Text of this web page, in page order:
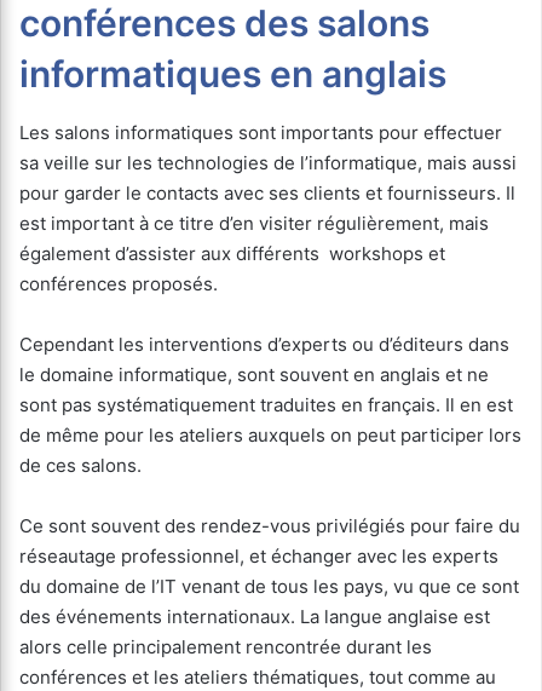
conférences des salons
informatiques en anglais
Les salons informatiques sont importants pour effectuer
sa veille sur les technologies de l’informatique, mais aussi
pour garder le contacts avec ses clients et fournisseurs. Il
est important à ce titre d’en visiter régulièrement, mais
également d’assister aux différents workshops et
conférences proposés.
Cependant les interventions d’experts ou d’éditeurs dans
le domaine informatique, sont souvent en anglais et ne
sont pas systématiquement traduites en français. Il en est
de même pour les ateliers auxquels on peut participer lors
de ces salons.
Ce sont souvent des rendez-vous privilégiés pour faire du
réseautage professionnel, et échanger avec les experts
du domaine de l’IT venant de tous les pays, vu que ce sont
des événements internationaux. La langue anglaise est
alors celle principalement rencontrée durant les
conférences et les ateliers thématiques, tout comme au